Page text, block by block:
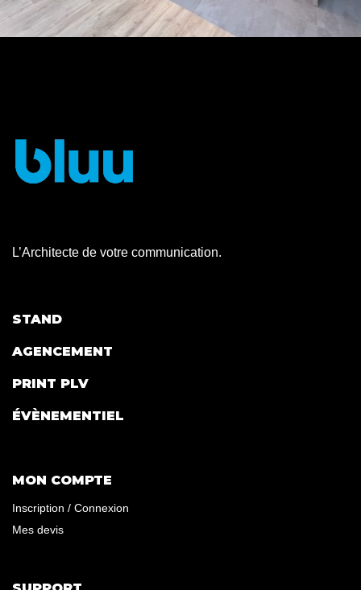
L’Architecte de votre communication.
STAND
AGENCEMENT
PRINT PLV
ÉVÈNEMENTIEL
MON COMPTE
Inscription / Connexion
Mes devis